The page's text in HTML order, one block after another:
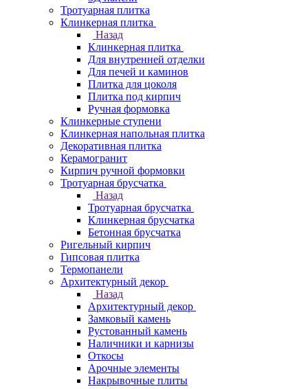
Тротуарная плитка
Клинкерная плитка
Назад
Клинкерная плитка
Для внутренней отделки
Для печей и каминов
Плитка для цоколя
Плитка под кирпич
Ручная формовка
Клинкерные ступени
Клинкерная напольная плитка
Декоративная плитка
Керамогранит
Кирпич ручной формовки
Тротуарная брусчатка
Назад
Тротуарная брусчатка
Клинкерная брусчатка
Бетонная брусчатка
Ригельный кирпич
Гипсовая плитка
Термопанели
Архитектурный декор
Назад
Архитектурный декор
Замковый камень
Рустованный камень
Наличники и карнизы
Откосы
Арочные элементы
Накрывочные плиты